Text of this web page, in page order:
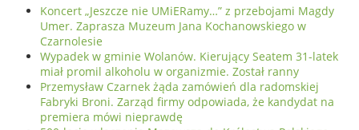
Koncert „Jeszcze nie UMiERamy…” z przebojami Magdy
Umer. Zaprasza Muzeum Jana Kochanowskiego w
Czarnolesie
Wypadek w gminie Wolanów. Kierujący Seatem 31-latek
miał promil alkoholu w organizmie. Został ranny
Przemysław Czarnek żąda zamówień dla radomskiej
Fabryki Broni. Zarząd firmy odpowiada, że kandydat na
premiera mówi nieprawdę